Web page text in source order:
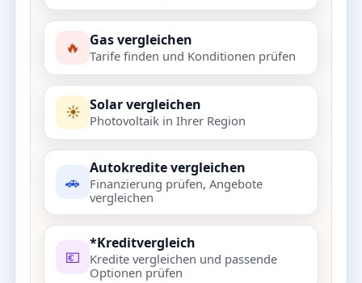
🔥 Gas vergleichen
Tarife finden und Konditionen prüfen
☀️ Solar vergleichen
Photovoltaik in Ihrer Region
🚗
Autokredite vergleichen
Finanzierung prüfen, Angebote
vergleichen
💶
*Kreditvergleich
Kredite vergleichen und passende
Optionen prüfen